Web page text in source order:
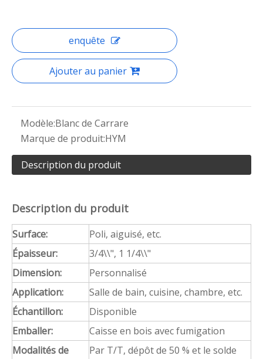
enquête
Ajouter au panier
Modèle:Blanc de Carrare
Marque de produit:HYM
Description du produit
Description du produit
Surface:
Poli, aiguisé, etc.
Épaisseur:
3/4\\", 1 1/4\\"
Dimension:
Personnalisé
Application:
Salle de bain, cuisine, chambre, etc.
Échantillon:
Disponible
Emballer:
Caisse en bois avec fumigation
Modalités de
Par T/T, dépôt de 50 % et le solde